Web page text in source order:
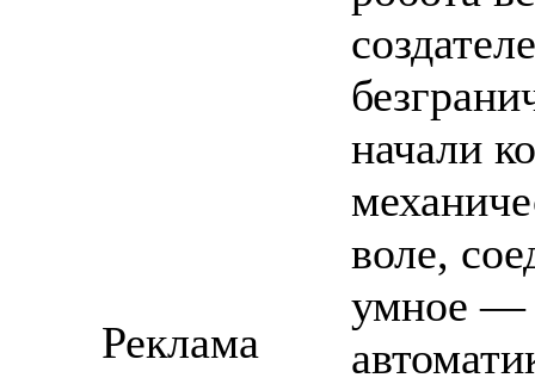
начали
воле,
умное —
Реклама